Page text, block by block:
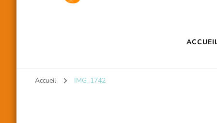
Accueil IMG_1742